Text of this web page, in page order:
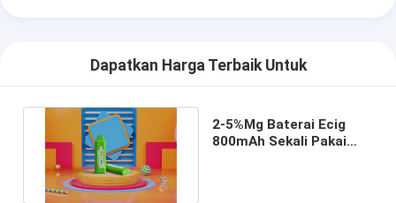
Dapatkan Harga Terbaik Untuk
2-5%Mg Baterai Ecig
800mAh Sekali Pakai